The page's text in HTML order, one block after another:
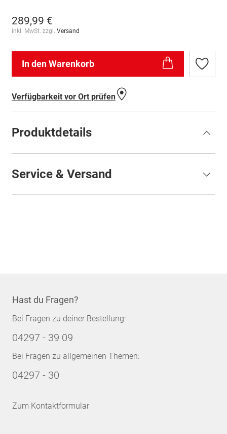
289,99 €
inkl. MwSt. zzgl. Versand
In den Warenkorb
Zur
Verfügbarkeit vor Ort prüfen
Produktdetails
Service & Versand
Hast du Fragen?
Bei Fragen zu deiner Bestellung:
04297 - 39 09
Bei Fragen zu allgemeinen Themen:
04297 - 30
Zum Kontaktformular